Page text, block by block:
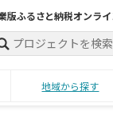
版ふるさと納税オンラ
地域から探す